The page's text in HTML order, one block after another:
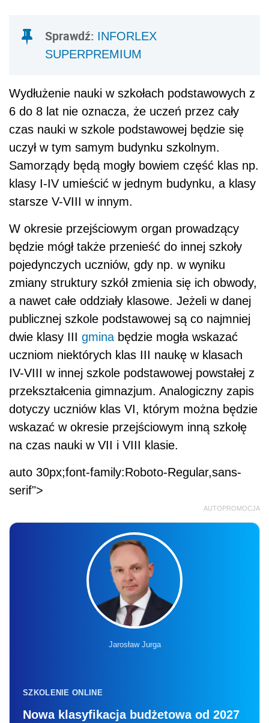
Sprawdź: INFORLEX
SUPERPREMIUM
Wydłużenie nauki w szkołach podstawowych z
6 do 8 lat nie oznacza, że uczeń przez cały
czas nauki w szkole podstawowej będzie się
uczył w tym samym budynku szkolnym.
Samorządy będą mogły bowiem część klas np.
klasy I-IV umieścić w jednym budynku, a klasy
starsze V-VIII w innym.
W okresie przejściowym organ prowadzący
będzie mógł także przenieść do innej szkoły
pojedynczych uczniów, gdy np. w wyniku
zmiany struktury szkół zmienia się ich obwody,
a nawet całe oddziały klasowe. Jeżeli w danej
publicznej szkole podstawowej są co najmniej
dwie klasy III gmina będzie mogła wskazać
uczniom niektórych klas III naukę w klasach
IV-VIII w innej szkole podstawowej powstałej z
przekształcenia gimnazjum. Analogiczny zapis
dotyczy uczniów klas VI, którym można będzie
wskazać w okresie przejściowym inną szkołę
na czas nauki w VII i VIII klasie.
auto 30px;font-family:Roboto-Regular,sans-
serif">
AUTOPROMOCJA
Jarosław Jurga
SZKOLENIE ONLINE
Nowa klasyfikacja budżetowa od 2027